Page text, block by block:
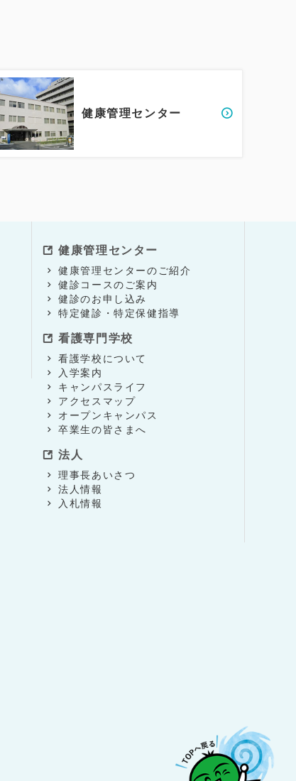
健康管理センター
健康管理センター
健康管理センターのご紹介
健診コースのご案内
健診のお申し込み
特定健診・特定保健指導
看護専門学校
看護学校について
入学案内
キャンパスライフ
アクセスマップ
オープンキャンパス
卒業生の皆さまへ
法人
理事長あいさつ
法人情報
入札情報